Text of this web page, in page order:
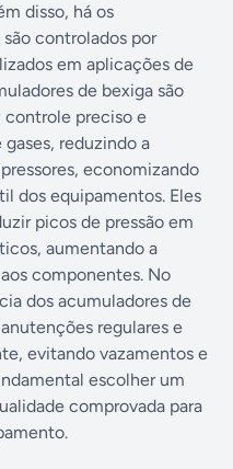
disso, há os
controlados por
em aplicações de
de bexiga são
preciso e
reduzindo a
economizando
dos equipamentos. Eles
picos de pressão em
aumentando a
componentes. No
dos acumuladores de
regulares e
evitando vazamentos e
escolher um
comprovada para